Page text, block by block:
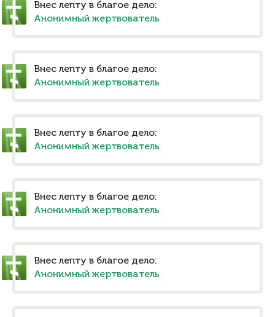
Внес лепту в благое дело:
Анонимный жертвователь
Внес лепту в благое дело:
Анонимный жертвователь
Внес лепту в благое дело:
Анонимный жертвователь
Внес лепту в благое дело:
Анонимный жертвователь
Внес лепту в благое дело:
Анонимный жертвователь